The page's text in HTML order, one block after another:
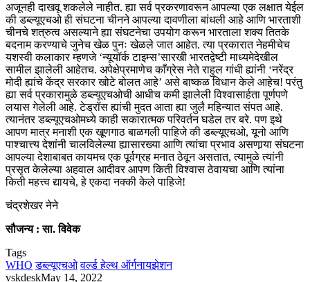
अजूनही दाखवू शकलेले नाहीत. ह्या सर्व प्रकरणावरून आपल्या एक लक्षात येईल
की डब्ल्यूएचओ ही संघटना चीनने आपल्या दावणीला बांधली आहे आणि भारताशी
चीनचे शत्रुत्व असल्याने ह्या संघटनेचा उपयोग करून भारताला शक्य तितके
बदनाम करण्याचे जुनेच खेळ पुनः खेळले जात आहेत. त्या प्रकारात नेहमीचेच
यशस्वी कलाकार म्हणजे ‘न्यूयॉर्क टाइम्स’सारखी भारतद्वेष्टी माध्यमेदेखील
सामील झालेली आहेतच. अपेक्षेप्रमाणेच काँग्रेस नेते राहुल गांधी ह्यांनी ‘नरेंद्र
मोदी ह्यांचे केंद्र सरकार खोटे बोलत आहे’ असे बाष्कळ विधान केले आहेच! परंतु
ह्या सर्व प्रकारामुळे डब्ल्यूएचओची आधीच कमी झालेली विश्वासार्हता पूर्णपणे
लयास गेलेली आहे. टेड्रॉस ह्यांची मुदत आता ह्या जुलै महिन्यात संपत आहे.
त्यानंतर डब्ल्यूएचओमध्ये काही सकारात्मक परिवर्तन घडेल तर बरे. पण इथे
आपण मात्र मनाशी एक खूणगाठ बाळगली पाहिजे की डब्ल्यूएचओ, यूनो आणि
पाश्चात्त्य देशांनी चालविलेल्या ह्यासारख्या आणि त्यांचा प्रभाव असणार्‍या संघटना
आपल्या देशाबाबत कायमच एक पूर्वग्रह मनात ठेवून असतात, त्यामुळे त्यांनी
प्रसृत केलेल्या अहवाल आदीवर आपण किती विश्वास ठेवायचा आणि त्यांना
किती महत्त्व द्यायचे, हे एकदा नक्की केले पाहिजे!
चंद्रशेखर नेने
सौजन्य : सा. विवेक
Tags
WHO डब्ल्यूएचओ वर्ल्ड हेल्थ ऑर्गनायझेशन
vskdeskMay 14, 2022